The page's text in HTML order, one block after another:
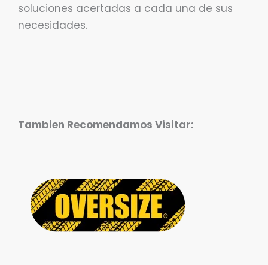
soluciones acertadas a cada una de sus
necesidades.
Tambien Recomendamos Visitar: